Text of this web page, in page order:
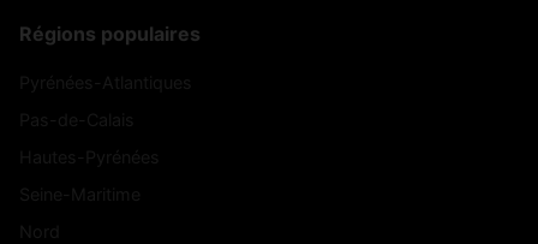
Régions populaires